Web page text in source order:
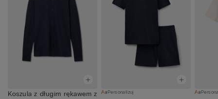
Koszula z długim rękawem z
Personalizuj